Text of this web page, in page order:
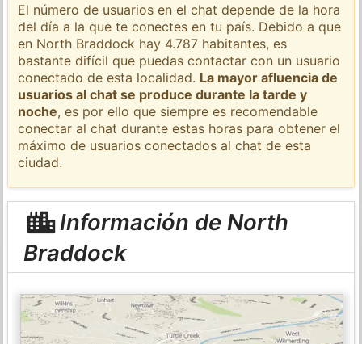
El número de usuarios en el chat depende de la hora
del día a la que te conectes en tu país. Debido a que
en North Braddock hay 4.787 habitantes, es
bastante difícil que puedas contactar con un usuario
conectado de esta localidad. La mayor afluencia de
usuarios al chat se produce durante la tarde y
noche, es por ello que siempre es recomendable
conectar al chat durante estas horas para obtener el
máximo de usuarios conectados al chat de esta
ciudad.
Información de North
Braddock